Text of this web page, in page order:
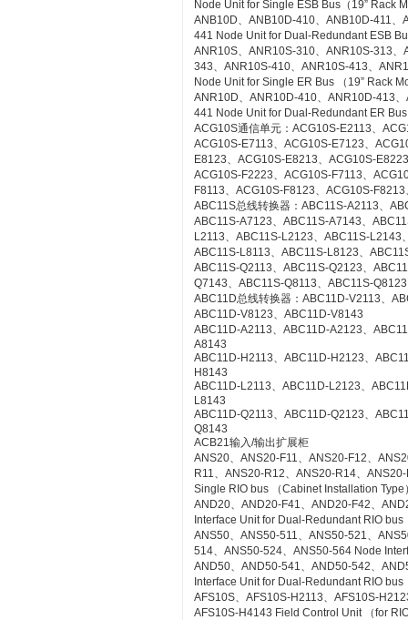
Node Unit for Single ESB Bus（19” Rack
ANB10D、ANB10D-410、ANB10D-411
441 Node Unit for Dual-Redundant ESB
ANR10S、ANR10S-310、ANR10S-313
343、ANR10S-410、ANR10S-413、
Node Unit for Single ER Bus （19” Rack
ANR10D、ANR10D-410、ANR10D-413
441 Node Unit for Dual-Redundant ER
ACG10S通信单元：ACG10S-E2113、
ACG10S-E7113、ACG10S-E7123、
E8123、ACG10S-E8213、ACG10S-
ACG10S-F2223、ACG10S-F7113、
F8113、ACG10S-F8123、ACG10S-
ABC11S总线转换器：ABC11S-A2113、
ABC11S-A7123、ABC11S-A7143、
L2113、ABC11S-L2123、ABC11S-
ABC11S-L8113、ABC11S-L8123、
ABC11S-Q2113、ABC11S-Q2123、
Q7143、ABC11S-Q8113、ABC11S-
ABC11D总线转换器：ABC11D-V2113、
ABC11D-V8123、ABC11D-V8143
ABC11D-A2113、ABC11D-A2123、
A8143
ABC11D-H2113、ABC11D-H2123、
H8143
ABC11D-L2113、ABC11D-L2123、
L8143
ABC11D-Q2113、ABC11D-Q2123、
Q8143
ACB21输入/输出扩展柜
ANS20、ANS20-F11、ANS20-F12、
R11、ANS20-R12、ANS20-R14、
Single RIO bus （Cabinet Installation Type
AND20、AND20-F41、AND20-F42、
Interface Unit for Dual-Redundant RIO
ANS50、ANS50-511、ANS50-521、
514、ANS50-524、ANS50-564 Node
AND50、AND50-541、AND50-542、
Interface Unit for Dual-Redundant RIO
AFS10S、AFS10S-H2113、AFS10S-
AFS10S-H4143 Field Control Unit （for